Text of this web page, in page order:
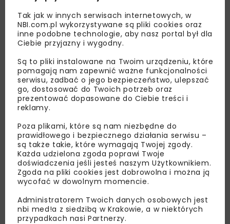
Lubisz wiedzieć więcej?
Zapisz się do newslettera aby otrzymywać od
nas najlepsze informacje branżowe,
zaproszenia na wydarzenia, atrakcyjne oferty i
dedykowane akcje specjalne.
Zapoznałam/em się zPolityką Prywatności
podany przeze mnie adres e-mail korespondencji
handlowej w postaci newslettera.
Tak jak w innych serwisach internetowych, w
NBI.com.pl wykorzystywane są pliki cookies oraz
inne podobne technologie, aby nasz portal był dla
Ciebie przyjazny i wygodny.
Są to pliki instalowane na Twoim urządzeniu, które
pomagają nam zapewnić ważne funkcjonalności
serwisu, zadbać o jego bezpieczeństwo, ulepszać
go, dostosować do Twoich potrzeb oraz
prezentować dopasowane do Ciebie treści i
reklamy.
Poza plikami, które są nam niezbędne do
prawidłowego i bezpiecznego działania serwisu –
są także takie, które wymagają Twojej zgody.
Każda udzielona zgoda poprawi Twoje
doświadczenia jeśli jesteś naszym Użytkownikiem.
Zgoda na pliki cookies jest dobrowolna i można ją
wycofać w dowolnym momencie.
Administratorem Twoich danych osobowych jest
nbi med!a z siedzibą w Krakowie, a w niektórych
przypadkach nasi Partnerzy.